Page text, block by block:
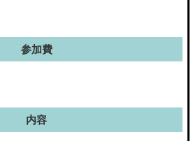
参加費
内容